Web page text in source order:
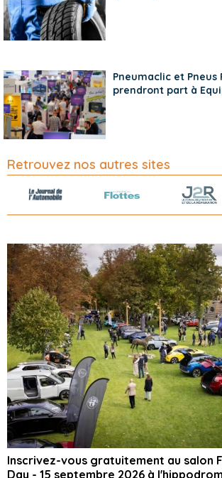
Pneumaclic et Pneus
prendront part à
Retrouvez nos autres sites
Inscrivez-vous gratuitement au salon
Day - 15 septembre 2026 à